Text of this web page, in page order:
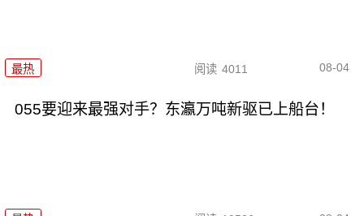
最热 阅读 4011 08-04
055要迎来最强对手？东瀛万吨新驱已上船台！